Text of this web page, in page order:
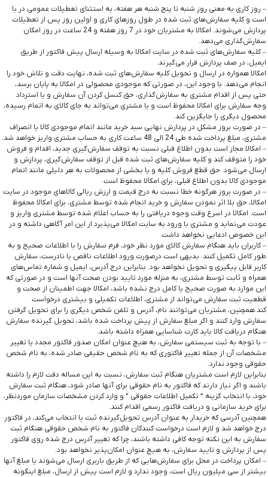
– روز کاری به معنی روز شنبه تا پنج شنبه هر هفته، به استثنای تعطیلات عمومی در با
است و کلیه سفارش‏‌های ثبت شده در طول روزهای کاری و اولین روز پس از تعطیلات
پردازش می‌‏شوند. امکالا به مشتریان خود در 7 روز هفته و 24 ساعت در روز امکان
سفارش‌‏گذاری می‌‏دهد.
– کلیه سفارش‌‏های ثبت شده در سایت امکالا به وسیله ارسال پیش فاکتور از طریق
ایمیل، در صف پردازش قرار می‏‌گیرند.
امکالا همواره در ارسال و تحویل کلیه سفارش‌‏های ثبت شده، نهایت دقت و تلاش خود را
انجام می‌دهد. با وجود این، در صورتی که موجودی محصولی در امکالا به پایان برسد،
حتی پس از اقدام مشتری به سفارش‌‏گذاری، حق کنسل کردن آن سفارش و یا استرداد
وجه سفارش برای امکالا محفوظ است و یا مشتری می‏‌تواند به جای کالای به اتمام رسیده،
محصول دیگری را جایگزین کند.
– در صورت بروز مشکل در پردازش نهایی سبد خرید مانند اتمام موجودی کالا یا انصراف
مشتری، مبلغ پرداخت شده طی 24 الی 48 ساعت کاری به حساب مشتری واریز خواهد شد.
– امکالا مجاز است بدون اطلاع قبلی نسبت به توقف سفارش‌‏گیری جدید، اقدام و فروش
خود را متوقف کند و کلیه سفارش‌‏های ثبت شده قبل از توقف سفارش‌‏گیری، پردازش و
ارسال می‌‏شود. حق قطع فروش کلیه و یا بخشی از محصولات به هر دلیلی مانند اتمام
موجودی کالا بدون اطلاع قبلی، برای امکالا محفوظ است.
– در صورت بروز هرگونه خطا نسبت به درج قیمت و ارزش ریالی کالاهای موجود در سایت
امکالا، حق بلا اثر نمودن سفارش و خرید انجام شده توسط مشتری، برای امکالا محفوظ
است. امکالا در اسرع وقت وجوه دریافتی را به حساب اعلام شده توسط مشتری واریز و
عودت می‌نماید و مشتری با ورود به سایت امکالا می‌پذیرد از این امر آگاهی داشته و در
این خصوص ادعایی نخواهد داشت.
– کاربران باید هنگام سفارش کالای مورد نظر خود، فرم سفارش را با اطلاعات صحیح و به
طور کامل تکمیل کنند. بدیهی است درصورت ورود اطلاعات ناقص یا نادرست، سفارش
کاربر قابل پیگیری و تحویل نخواهد بود. بنابراین درج آدرس، ایمیل و شماره تماس‌های
همراه و ثابت توسط مشتری، به منزله مورد تایید بودن صحت آنها است و در صورتی که
این موارد به صورت صحیح یا کامل درج نشده باشد، امکالا جهت اطمینان از صحت و
قطعیت ثبت سفارش می‌تواند از مشتری، اطلاعات تکمیلی و بیشتری درخواست
کند.همچنین، مشتریان می‌توانند نام، آدرس و تلفن شخص دیگری را برای تحویل گرفتن
سفارش وارد کنند و اگر مبلغ سفارش از پیش پرداخت شده باشد، تحویل گیرنده سفارش
هنگام دریافت کالا باید کارت شناسایی همراه داشته باشد.
– با توجه به ثبت سیستمی سفارش، به هیچ عنوان امکان صدور فاکتور مجدد یا تغییر
مشخصات آن از جمله تغییر فاکتوری که به نام شخص حقیقی صادر شده، به نام شخص
حقوقی وجود ندارد.
بنابراین لازم است مشتریان هنگام ثبت سفارش، نسبت به این مساله دقت لازم را داشته
باشند و اگر نیاز دارند که فاکتور به نام حقوقی برای آنها صادر شود، هنگام ثبت سفارش
خود، با انتخاب گزینه ” تکمیل اطلاعات حقوقی ” و وارد کردن مشخصات سازمان موردنظر،
برای خرید سازمانی و دریافت فاکتور رسمی اقدام کنند.
همچنین آدرسی که خریدار به عنوان آدرس تحویل‌گیرنده ثبت یا انتخاب می‌کند، در فاکتور
درج خواهد شد و لازم است درخواست کنندگان فاکتور به نام شخص حقوقی هنگام ثبت
سفارش به این نکته توجه کافی داشته باشند، چرا که تغییر آدرس درج شده روی فاکتور
پس از پردازش و تایید سفارش، به هیچ عنوان امکان‌پذیر نخواهد بود.
– امکان پرداخت در محل برای سفارش‌هایی که از طریق باربری ارسال می‌شوند یا مبلغ آنها
بیشتر از سی میلیون ریال است، وجود ندارد و لازم است پیش از ارسال، مبلغ اینگونه